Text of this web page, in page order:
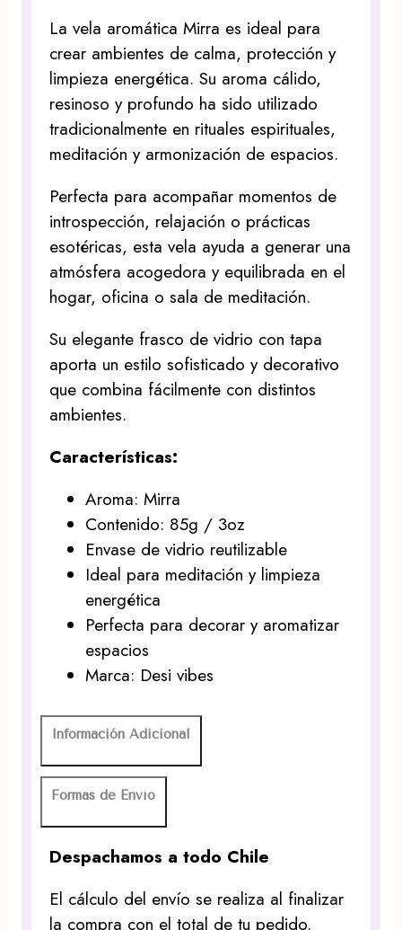
La vela aromática Mirra es ideal para
crear ambientes de calma, protección y
limpieza energética. Su aroma cálido,
resinoso y profundo ha sido utilizado
tradicionalmente en rituales espirituales,
meditación y armonización de espacios.
Perfecta para acompañar momentos de
introspección, relajación o prácticas
esotéricas, esta vela ayuda a generar una
atmósfera acogedora y equilibrada en el
hogar, oficina o sala de meditación.
Su elegante frasco de vidrio con tapa
aporta un estilo sofisticado y decorativo
que combina fácilmente con distintos
ambientes.
Características:
Aroma: Mirra
Contenido: 85g / 3oz
Envase de vidrio reutilizable
Ideal para meditación y limpieza
energética
Perfecta para decorar y aromatizar
espacios
Marca: Desi vibes
Información Adicional
Formas de Envío
Despachamos a todo Chile
El cálculo del envío se realiza al finalizar
la compra con el total de tu pedido.